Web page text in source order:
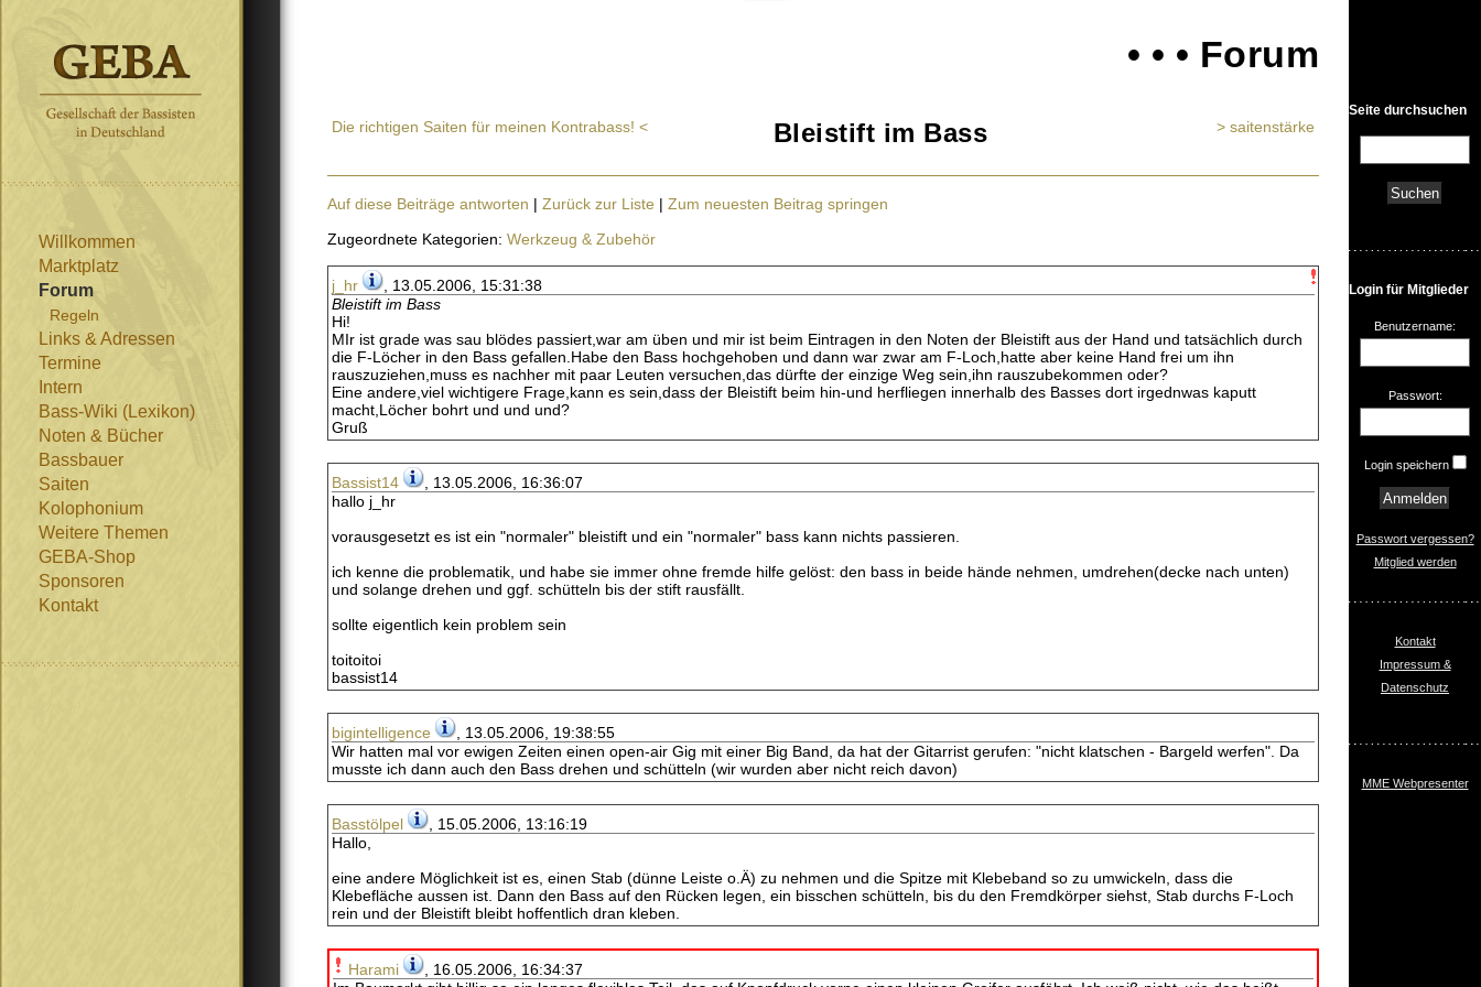
Willkommen
Marktplatz
Forum
Regeln
Links & Adressen
Termine
Intern
Bass-Wiki (Lexikon)
Noten & Bücher
Bassbauer
Saiten
Kolophonium
Weitere Themen
GEBA-Shop
Sponsoren
Kontakt
Seite durchsuchen
Login für Mitglieder
Benutzername:
Passwort:
Login speichern
Passwort vergessen?
Mitglied werden
Kontakt
Impressum &
Datenschutz
MME Webpresenter
• • • Forum
Die richtigen Saiten für meinen Kontrabass! < Bleistift im Bass > saitenstärke
Auf diese Beiträge antworten | Zurück zur Liste | Zum neuesten Beitrag springen
Zugeordnete Kategorien: Werkzeug & Zubehör
j_hr
, 13.05.2006, 15:31:38
Bleistift im Bass
Hi!
MIr ist grade was sau blödes passiert,war am üben und mir ist beim Eintragen in den Noten der Bleistift aus der Hand und tatsächlich durch
die F-Löcher in den Bass gefallen.Habe den Bass hochgehoben und dann war zwar am F-Loch,hatte aber keine Hand frei um ihn
rauszuziehen,muss es nachher mit paar Leuten versuchen,das dürfte der einzige Weg sein,ihn rauszubekommen oder?
Eine andere,viel wichtigere Frage,kann es sein,dass der Bleistift beim hin-und herfliegen innerhalb des Basses dort irgednwas kaputt
macht,Löcher bohrt und und und?
Gruß
Bassist14
, 13.05.2006, 16:36:07
hallo j_hr
vorausgesetzt es ist ein "normaler" bleistift und ein "normaler" bass kann nichts passieren.
ich kenne die problematik, und habe sie immer ohne fremde hilfe gelöst: den bass in beide hände nehmen, umdrehen(decke nach unten)
und solange drehen und ggf. schütteln bis der stift rausfällt.
sollte eigentlich kein problem sein
toitoitoi
bassist14
bigintelligence
, 13.05.2006, 19:38:55
Wir hatten mal vor ewigen Zeiten einen open-air Gig mit einer Big Band, da hat der Gitarrist gerufen: "nicht klatschen - Bargeld werfen". Da
musste ich dann auch den Bass drehen und schütteln (wir wurden aber nicht reich davon)
Basstölpel
, 15.05.2006, 13:16:19
Hallo,
eine andere Möglichkeit ist es, einen Stab (dünne Leiste o.Ä) zu nehmen und die Spitze mit Klebeband so zu umwickeln, dass die
Klebefläche aussen ist. Dann den Bass auf den Rücken legen, ein bisschen schütteln, bis du den Fremdkörper siehst, Stab durchs F-Loch
rein und der Bleistift bleibt hoffentlich dran kleben.
Harami
, 16.05.2006, 16:34:37